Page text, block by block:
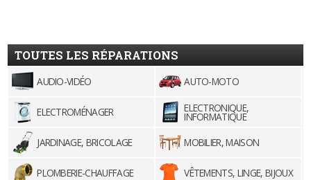
TOUTES LES RÉPARATIONS
AUDIO-VIDÉO AUTO-MOTO
ELECTROMÉNAGER ELECTRONIQUE,
INFORMATIQUE
JARDINAGE, BRICOLAGE
MOBILIER, MAISON
PLOMBERIE-CHAUFFAGE VÊTEMENTS, LINGE, BIJOUX